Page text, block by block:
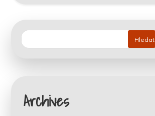
Hledat
Archives